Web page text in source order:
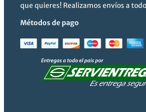
que quieres! Realizamos envíos a
Métodos de pago